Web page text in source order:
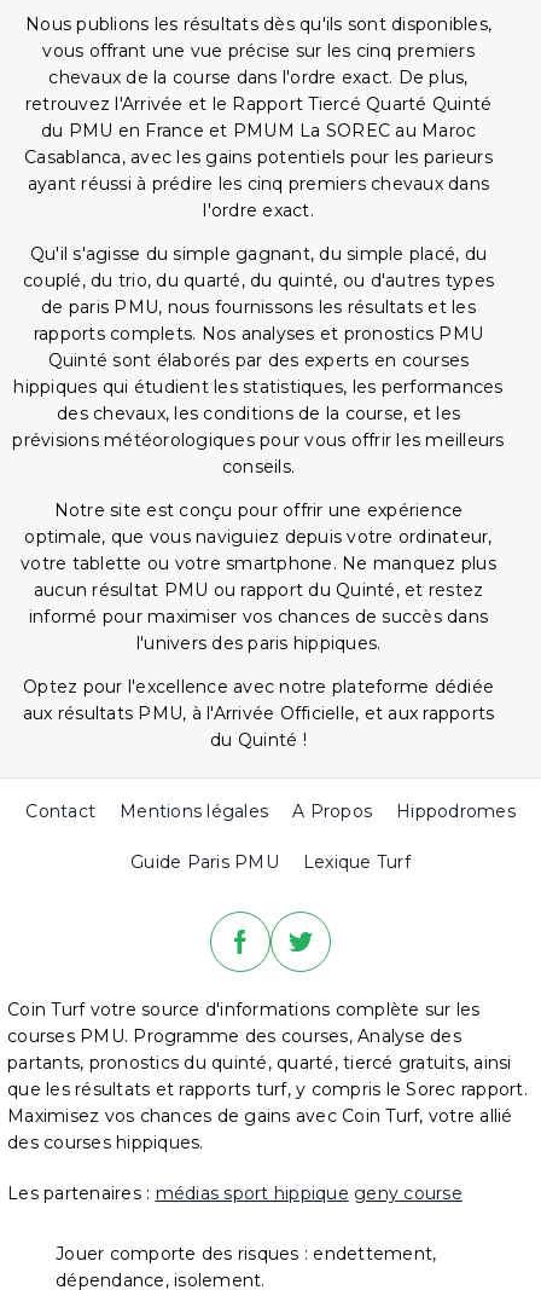
Nous publions les résultats dès qu'ils sont disponibles,
vous offrant une vue précise sur les cinq premiers
chevaux de la course dans l'ordre exact. De plus,
retrouvez l'Arrivée et le Rapport Tiercé Quarté Quinté
du PMU en France et PMUM La SOREC au Maroc
Casablanca, avec les gains potentiels pour les parieurs
ayant réussi à prédire les cinq premiers chevaux dans
l'ordre exact.
Qu'il s'agisse du simple gagnant, du simple placé, du
couplé, du trio, du quarté, du quinté, ou d'autres types
de paris PMU, nous fournissons les résultats et les
rapports complets. Nos analyses et pronostics PMU
Quinté sont élaborés par des experts en courses
hippiques qui étudient les statistiques, les performances
des chevaux, les conditions de la course, et les
prévisions météorologiques pour vous offrir les meilleurs
conseils.
Notre site est conçu pour offrir une expérience
optimale, que vous naviguiez depuis votre ordinateur,
votre tablette ou votre smartphone. Ne manquez plus
aucun résultat PMU ou rapport du Quinté, et restez
informé pour maximiser vos chances de succès dans
l'univers des paris hippiques.
Optez pour l'excellence avec notre plateforme dédiée
aux résultats PMU, à l'Arrivée Officielle, et aux rapports
du Quinté !
Contact Mentions légales A Propos Hippodromes
Guide Paris PMU Lexique Turf
Coin Turf votre source d'informations complète sur les
courses PMU. Programme des courses, Analyse des
partants, pronostics du quinté, quarté, tiercé gratuits, ainsi
que les résultats et rapports turf, y compris le Sorec rapport.
Maximisez vos chances de gains avec Coin Turf, votre allié
des courses hippiques.
Les partenaires : médias sport hippique geny course
Jouer comporte des risques : endettement,
dépendance, isolement.